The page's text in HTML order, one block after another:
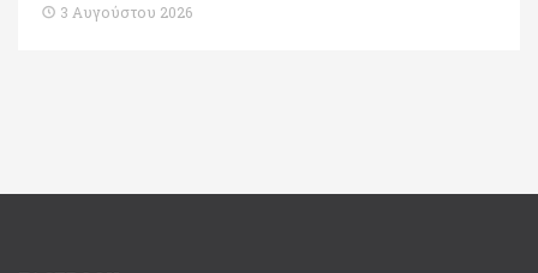
3 Αυγούστου 2026